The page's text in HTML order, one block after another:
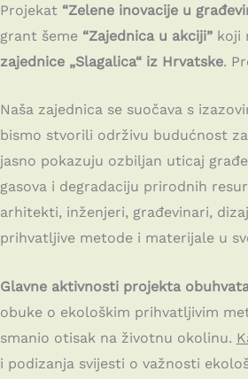
Projekat “Zelene inovacije u
grant šeme “Zajednica u akciji”koji
zajednice „Slagalica“ iz Hrvatske.
Naša zajednica se suočava s
bismo stvorili održivu budućnost
jasno pokazuju ozbiljan uticaj
gasova i degradaciju prirodnih
arhitekti, inženjeri, građevinari,
prihvatljive metode i materijale u
Glavne aktivnosti projekta
obuke o ekološkim prihvatljivim
smanio otisak na životnu okolinu.
i podizanja svijesti o važnosti